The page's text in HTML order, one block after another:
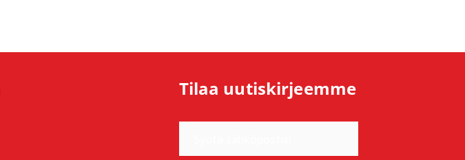
Tilaa uutiskirjeemme